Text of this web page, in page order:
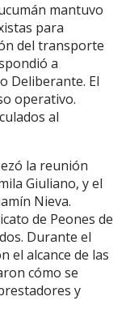
mantuvo
para
del transporte
a
Deliberante. El
operativo.
al
la reunión
Giuliano, y el
Nieva.
de Peones de
Durante el
el alcance de las
cómo se
y